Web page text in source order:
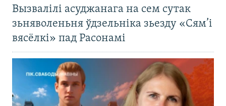
Вызвалілі асуджанага на сем сутак
зьняволеньня ўдзельніка зьезду «Сям’і
вясёлкі» пад Расонамі